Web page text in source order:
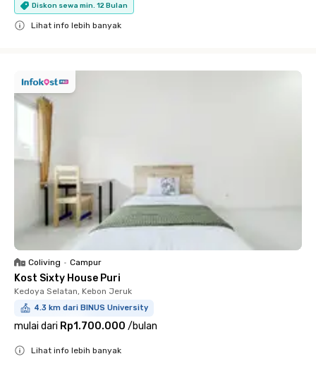
Diskon sewa min. 12 Bulan
Lihat info lebih banyak
Coliving • Campur
Kost Sixty House Puri
Kedoya Selatan, Kebon Jeruk
4.3 km dari BINUS University
mulai dari Rp1.700.000 /bulan
Lihat info lebih banyak